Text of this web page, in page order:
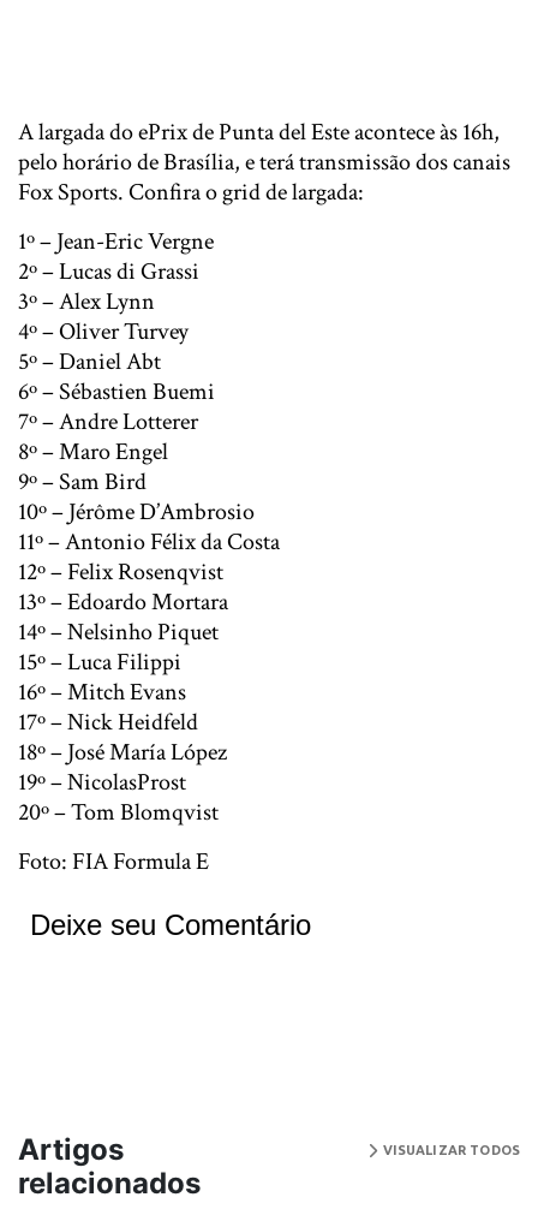
A largada do ePrix de Punta del Este acontece às 16h,
pelo horário de Brasília, e terá transmissão dos canais
Fox Sports. Confira o grid de largada:
1º – Jean-Eric Vergne
2º – Lucas di Grassi
3º – Alex Lynn
4º – Oliver Turvey
5º – Daniel Abt
6º – Sébastien Buemi
7º – Andre Lotterer
8º – Maro Engel
9º – Sam Bird
10º – Jérôme D’Ambrosio
11º – Antonio Félix da Costa
12º – Felix Rosenqvist
13º – Edoardo Mortara
14º – Nelsinho Piquet
15º – Luca Filippi
16º – Mitch Evans
17º – Nick Heidfeld
18º – José María López
19º – NicolasProst
20º – Tom Blomqvist
Foto: FIA Formula E
Deixe seu Comentário
Artigos
relacionados
VISUALIZAR TODOS